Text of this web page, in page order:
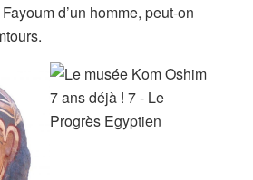
d’un homme, peut-on